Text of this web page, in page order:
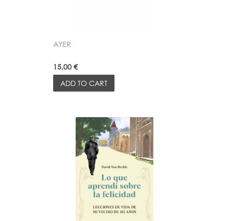
AYER
15,00 €
ADD TO CART